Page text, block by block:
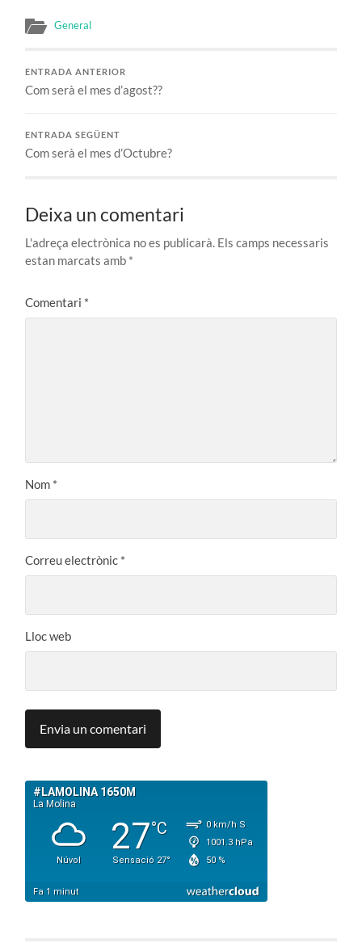
General
ENTRADA ANTERIOR
Com serà el mes d’agost??
ENTRADA SEGÜENT
Com serà el mes d’Octubre?
Deixa un comentari
L'adreça electrònica no es publicarà. Els camps necessaris
estan marcats amb *
Comentari *
Nom *
Correu electrònic *
Lloc web